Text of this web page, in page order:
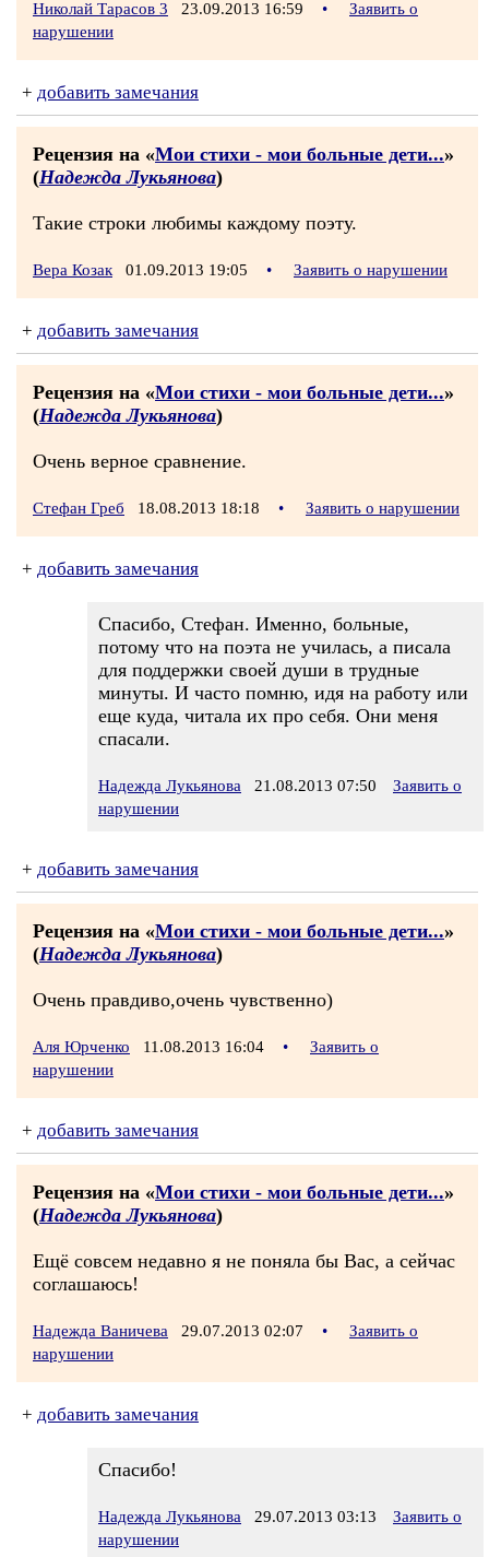
Николай Тарасов 3 23.09.2013 16:59 •
Заявить о
нарушении
+ добавить замечания
Рецензия на «Мои стихи - мои больные дети...»
(Надежда Лукьянова)
Такие строки любимы каждому поэту.
Вера Козак 01.09.2013 19:05 • Заявить о нарушении
+ добавить замечания
Рецензия на «Мои стихи - мои больные дети...»
(Надежда Лукьянова)
Очень верное сравнение.
Стефан Греб 18.08.2013 18:18 • Заявить о нарушении
+ добавить замечания
Спасибо, Стефан. Именно, больные,
потому что на поэта не училась, а писала
для поддержки своей души в трудные
минуты. И часто помню, идя на работу или
еще куда, читала их про себя. Они меня
спасали.
Надежда Лукьянова 21.08.2013 07:50
Заявить о
нарушении
+ добавить замечания
Рецензия на «Мои стихи - мои больные дети...»
(Надежда Лукьянова)
Очень правдиво,очень чувственно)
Аля Юрченко 11.08.2013 16:04 •
Заявить о
нарушении
+ добавить замечания
Рецензия на «Мои стихи - мои больные дети...»
(Надежда Лукьянова)
Ещё совсем недавно я не поняла бы Вас, а сейчас
соглашаюсь!
Надежда Ваничева 29.07.2013 02:07 •
Заявить о
нарушении
+ добавить замечания
Спасибо!
Надежда Лукьянова 29.07.2013 03:13
Заявить о
нарушении